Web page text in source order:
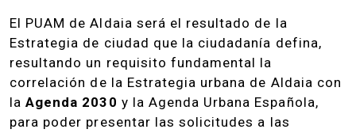
El PUAM de Aldaia será el resultado de la
Estrategia de ciudad que la ciudadanía defina,
resultando un requisito fundamental la
correlación de la Estrategia urbana de Aldaia con
la Agenda 2030 y la Agenda Urbana Española,
para poder presentar las solicitudes a las